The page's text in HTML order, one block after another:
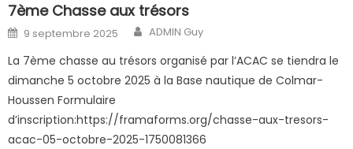
7ème Chasse aux trésors
Posted on
9 septembre 2025 Author
ADMIN Guy
La 7ème chasse au trésors organisé par l’ACAC se tiendra le
dimanche 5 octobre 2025 à la Base nautique de Colmar-
Houssen Formulaire
d’inscription:https://framaforms.org/chasse-aux-tresors-
acac-05-octobre-2025-1750081366